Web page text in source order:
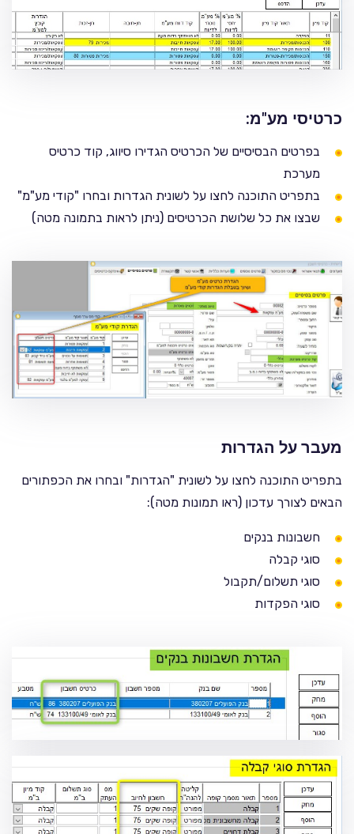
כרטיסי מע"מ:
בפרטים הבסיסיים של הכרטיס הגדירו סיווג, קוד כרטיס
מערכת
בתפריט התוכנה לחצו על לשונית הגדרות ובחרו "קודי מע"מ"
שבצו את כל שלושת הכרטיסים (ניתן לראות בתמונה מטה)
מעבר על הגדרות
בתפריט התוכנה לחצו על לשונית "הגדרות" ובחרו את הכפתורים
הבאים לצורך עדכון (ראו תמונות מטה):
חשבונות בנקים
סוגי קבלה
סוגי תשלום/תקבול
סוגי הפקדות